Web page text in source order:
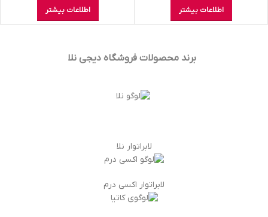
اطلاعات بیشتر اطلاعات بیشتر
برند محصولات فروشگاهدیجی نلا
لابراتوار نلا
لابراتوار اکسی درم